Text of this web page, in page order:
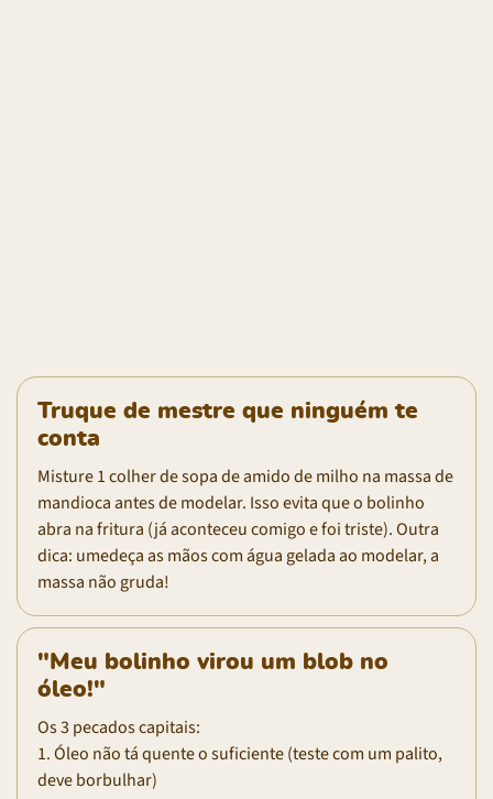
Truque de mestre que ninguém te
conta
Misture 1 colher de sopa de amido de milho na massa de
mandioca antes de modelar. Isso evita que o bolinho
abra na fritura (já aconteceu comigo e foi triste). Outra
dica: umedeça as mãos com água gelada ao modelar, a
massa não gruda!
"Meu bolinho virou um blob no
óleo!"
Os 3 pecados capitais:
1. Óleo não tá quente o suficiente (teste com um palito,
deve borbulhar)